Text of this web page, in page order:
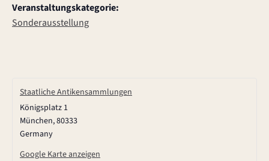
Veranstaltungskategorie:
Sonderausstellung
Staatliche Antikensammlungen
Königsplatz 1
München,80333
Germany
Google Karte anzeigen